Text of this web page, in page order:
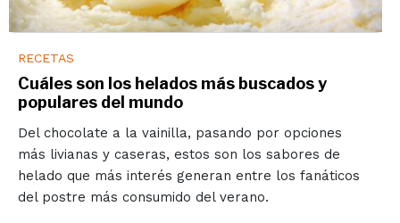
RECETAS
Cuáles son los helados más buscados y
populares del mundo
Del chocolate a la vainilla, pasando por opciones
más livianas y caseras, estos son los sabores de
helado que más interés generan entre los fanáticos
del postre más consumido del verano.